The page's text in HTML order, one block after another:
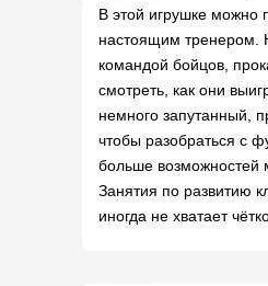
В этой игрушке можно
настоящим тренером.
командой бойцов,
смотреть, как они
немного запутанный,
чтобы разобраться с
больше возможностей
Занятия по развитию
иногда не хватает